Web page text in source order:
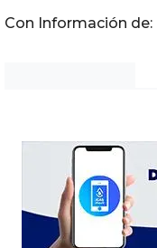
Con Información de: